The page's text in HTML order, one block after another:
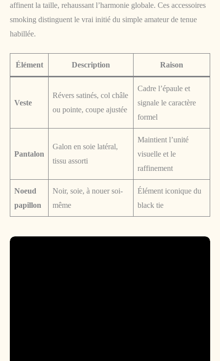
affinent la taille, rehaussant l’harmonie globale. Ces accessoires
smoking distinguent le vrai initié du simple amateur de tenue
habillée.
Élément Description Raison
Veste
Révers satinés, col châle
ou pointe, coupe ajustée
Cadre l’épaule et
signale le caractère
formel
Pantalon
Galon en soie latéral,
tissu assorti
Maintient l’unité
visuelle et le
raffinement
Noeud
papillon
Noir, soie, à nouer soi-
même
Élément iconique du
black tie